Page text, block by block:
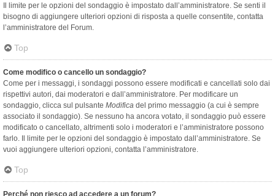
Il limite per le opzioni del sondaggio è impostato dall’amministratore. Se senti il
bisogno di aggiungere ulteriori opzioni di risposta a quelle consentite, contatta
l’amministratore del Forum.
Top
Come modifico o cancello un sondaggio?
Come per i messaggi, i sondaggi possono essere modificati e cancellati solo dai
rispettivi autori, dai moderatori e dall’amministratore. Per modificare un
sondaggio, clicca sul pulsante Modifica del primo messaggio (a cui è sempre
associato il sondaggio). Se nessuno ha ancora votato, il sondaggio può essere
modificato o cancellato, altrimenti solo i moderatori e l’amministratore possono
farlo. Il limite per le opzioni del sondaggio è impostato dall’amministratore. Se
vuoi aggiungere ulteriori opzioni, contatta l’amministratore.
Top
Perché non riesco ad accedere a un forum?